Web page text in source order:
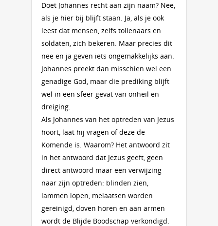
Doet Johannes recht aan zijn naam? Nee,
als je hier bij blijft staan. Ja, als je ook
leest dat mensen, zelfs tollenaars en
soldaten, zich bekeren. Maar precies dit
nee en ja geven iets ongemakkelijks aan.
Johannes preekt dan misschien wel een
genadige God, maar die prediking blijft
wel in een sfeer gevat van onheil en
dreiging.
Als Johannes van het optreden van Jezus
hoort, laat hij vragen of deze de
Komende is. Waarom? Het antwoord zit
in het antwoord dat Jezus geeft, geen
direct antwoord maar een verwijzing
naar zijn optreden: blinden zien,
lammen lopen, melaatsen worden
gereinigd, doven horen en aan armen
wordt de Blijde Boodschap verkondigd.